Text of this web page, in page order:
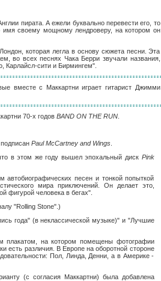
пирата. А ежели буквально перевести его, то
имя своему мощному лендроверу, на котором он
которая легла в основу сюжета песни. Эта
во всех песнях Чака Берри звучали названия,
Карлайсл-сити и Бирмингем".
вместе с Маккартни играет гитарист Джимми
70-х годов BAND ON THE RUN.
Paul McCartney and Wings.
в этом же году вышел эпохальный диск Pink
песен и тонкой попыткой
мира приключений. Он делает это,
фигурой человека в бегах".
"Rolling Stone".)
года" (в неклассической музыке)" и "Лучшие
плакатом, на котором помещены фотографии
есть различия. В Европе на оборотной стороне
Пол, Линда, Денни, а в Америке -
(с согласия Маккартни) была добавлена